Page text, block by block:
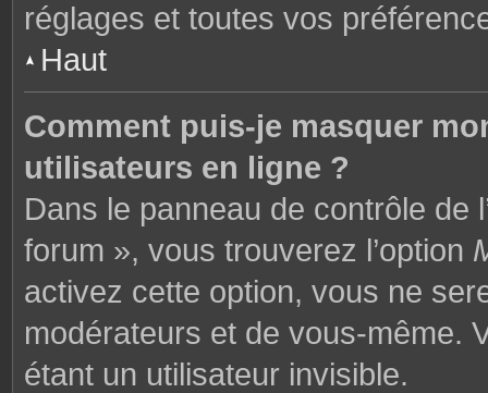
réglages et toutes vos
Haut
Comment puis-je masquer
utilisateurs en ligne ?
Dans le panneau de contrôle de
forum », vous trouverez l’option
activez cette option, vous ne
modérateurs et de vous-même.
étant un utilisateur invisible.